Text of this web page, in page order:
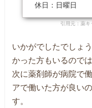
休日：日曜日
引用元：薬キ
いかがでしたでしょ
かった方もいるので
次に薬剤師が病院で
アで働いた方が良い
す。